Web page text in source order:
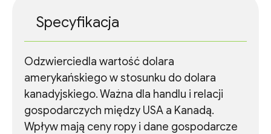
Specyfikacja
Odzwierciedla wartość dolara
amerykańskiego w stosunku do dolara
kanadyjskiego. Ważna dla handlu i relacji
gospodarczych między USA a Kanadą.
Wpływ mają ceny ropy i dane gospodarcze